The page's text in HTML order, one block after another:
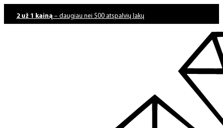
2 už 1 kainą – daugiau nei 500 atspalvių lakų